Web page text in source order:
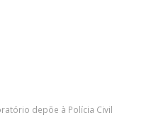
depõe à Polícia Civil